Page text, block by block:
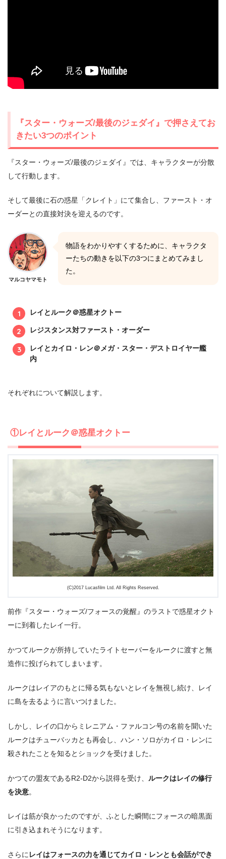
『スター・ウォーズ/最後のジェダイ』で押さえてお
きたい3つのポイント
『スター・ウォーズ/最後のジェダイ』では、キャラクターが分散
して行動します。
そして最後に石の惑星「クレイト」にて集合し、ファースト・オ
ーダーとの直接対決を迎えるのです。
マルコヤマモト
物語をわかりやすくするために、キャラクタ
ーたちの動きを以下の3つにまとめてみまし
た。
レイとルーク＠惑星オクトー
レジスタンス対ファースト・オーダー
レイとカイロ・レン＠メガ・スター・デストロイヤー艦
内
それぞれについて解説します。
①レイとルーク＠惑星オクトー
(C)2017 Lucasfilm Ltd. All Rights Reserved.
前作『スター・ウォーズ/フォースの覚醒』のラストで惑星オクト
ーに到着したレイ一行。
かつてルークが所持していたライトセーバーをルークに渡すと無
造作に投げられてしまいます。
ルークはレイアのもとに帰る気もないとレイを無視し続け、レイ
に島を去るように言いつけました。
しかし、レイの口からミレニアム・ファルコン号の名前を聞いた
ルークはチューバッカとも再会し、ハン・ソロがカイロ・レンに
殺されたことを知るとショックを受けました。
かつての盟友であるR2-D2から説得を受け、 ルークはレイの修行
を決意。
レイは筋が良かったのですが、ふとした瞬間にフォースの暗黒面
に引き込まれそうになります。
さらに レイはフォースの力を通じてカイロ・レンとも会話ができ